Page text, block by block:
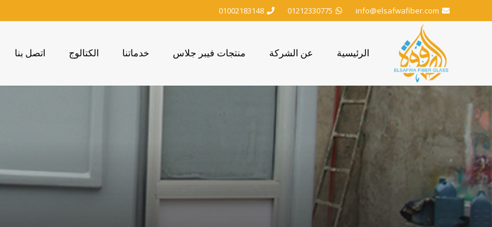
info@elsafwafiber.com
01212330775
01002183148
الرئيسية عن الشركة منتجات فيبر جلاس خدماتنا الكتالوج اتصل بنا